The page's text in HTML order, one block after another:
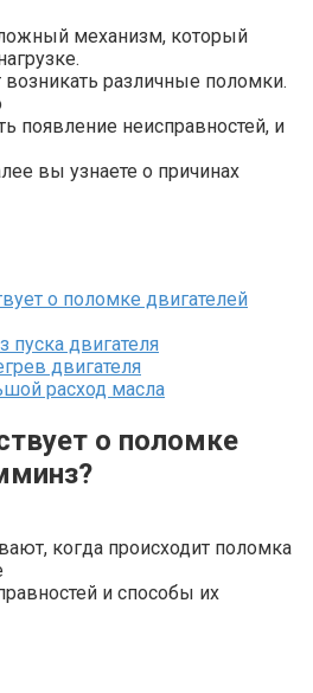
механизм, который
возникать различные поломки.
появление неисправностей, и
вы узнаете о причинах
о поломке двигателей
двигателя
двигателя
расход масла
о поломке
когда происходит поломка
и способы их